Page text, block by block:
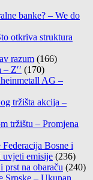
banke? – We do
otkriva struktura
razum (166)
Z′′ (170)
AG –
tržišta akcija –
tržištu – Promjena
Bosne i
uvjeti emisije (236)
na obaraču (240)